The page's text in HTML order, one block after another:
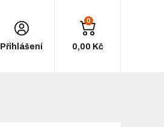
Přihlášení
0
0,00 Kč